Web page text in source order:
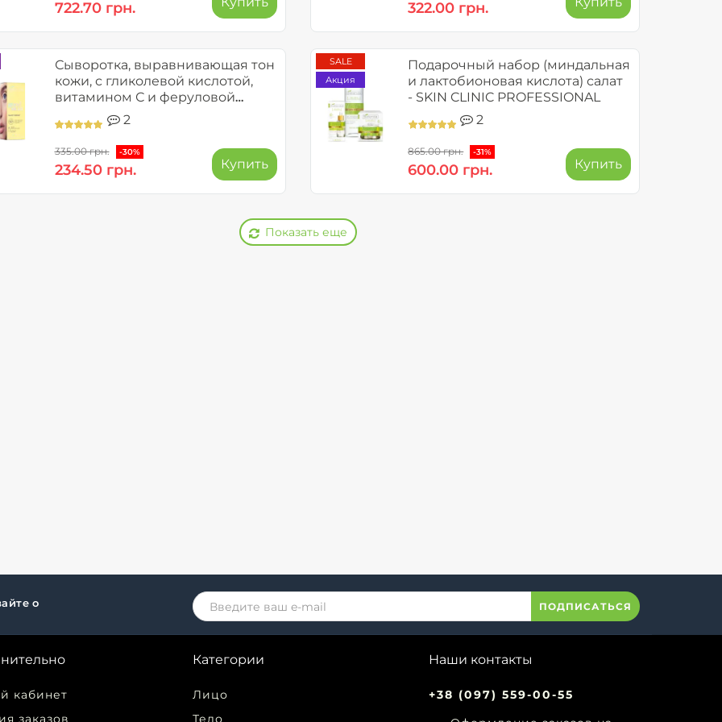
722.70 грн. 322.00 грн.
Сыворотка, выравнивающая тон
кожи, с гликолевой кислотой,
витамином С и феруловой
кислотой - GOOD SKIN GLOW
BOOST
2
335.00 грн. -30%
234.50 грн. Купить
SALE
Акция
Подарочный набор (миндальная
и лактобионовая кислота) салат
- SKIN CLINIC PROFESSIONAL
2
865.00 грн. -31%
600.00 грн. Купить
Показать еще
о
ПОДПИСАТЬСЯ
кабинет
Категории
Лицо
Наши контакты
+38 (097) 559-00-55